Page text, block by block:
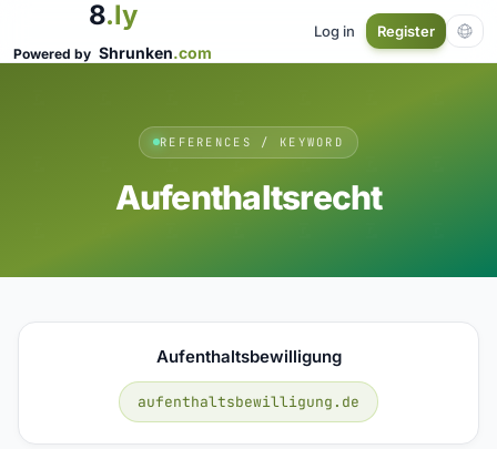
8.ly
Powered by Shrunken.com
Log in Register
REFERENCES / KEYWORD
Aufenthaltsrecht
Aufenthaltsbewilligung
aufenthaltsbewilligung.de